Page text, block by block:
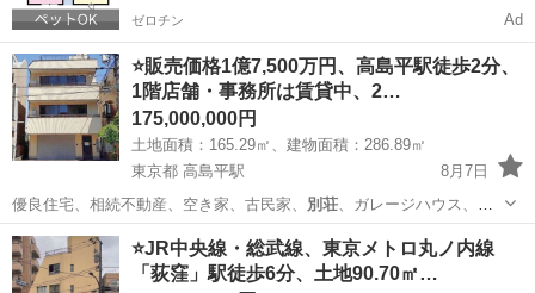
ゼロチン Ad
⭐️販売価格1億7,500万円、高島平駅徒歩2分、
1階店舗・事務所は賃貸中、2…
175,000,000円
土地面積：165.29㎡、建物面積：286.89㎡
東京都 高島平駅
8月7日
優良住宅、相続不動産、空き家、古民家、 別荘、ガレージハウス、オ
ーシャンビュー …
東京 板橋区 高島平駅 その他 物件
⭐️JR中央線・総武線、東京メトロ丸ノ内線
「荻窪」駅徒歩6分、土地90.70㎡…